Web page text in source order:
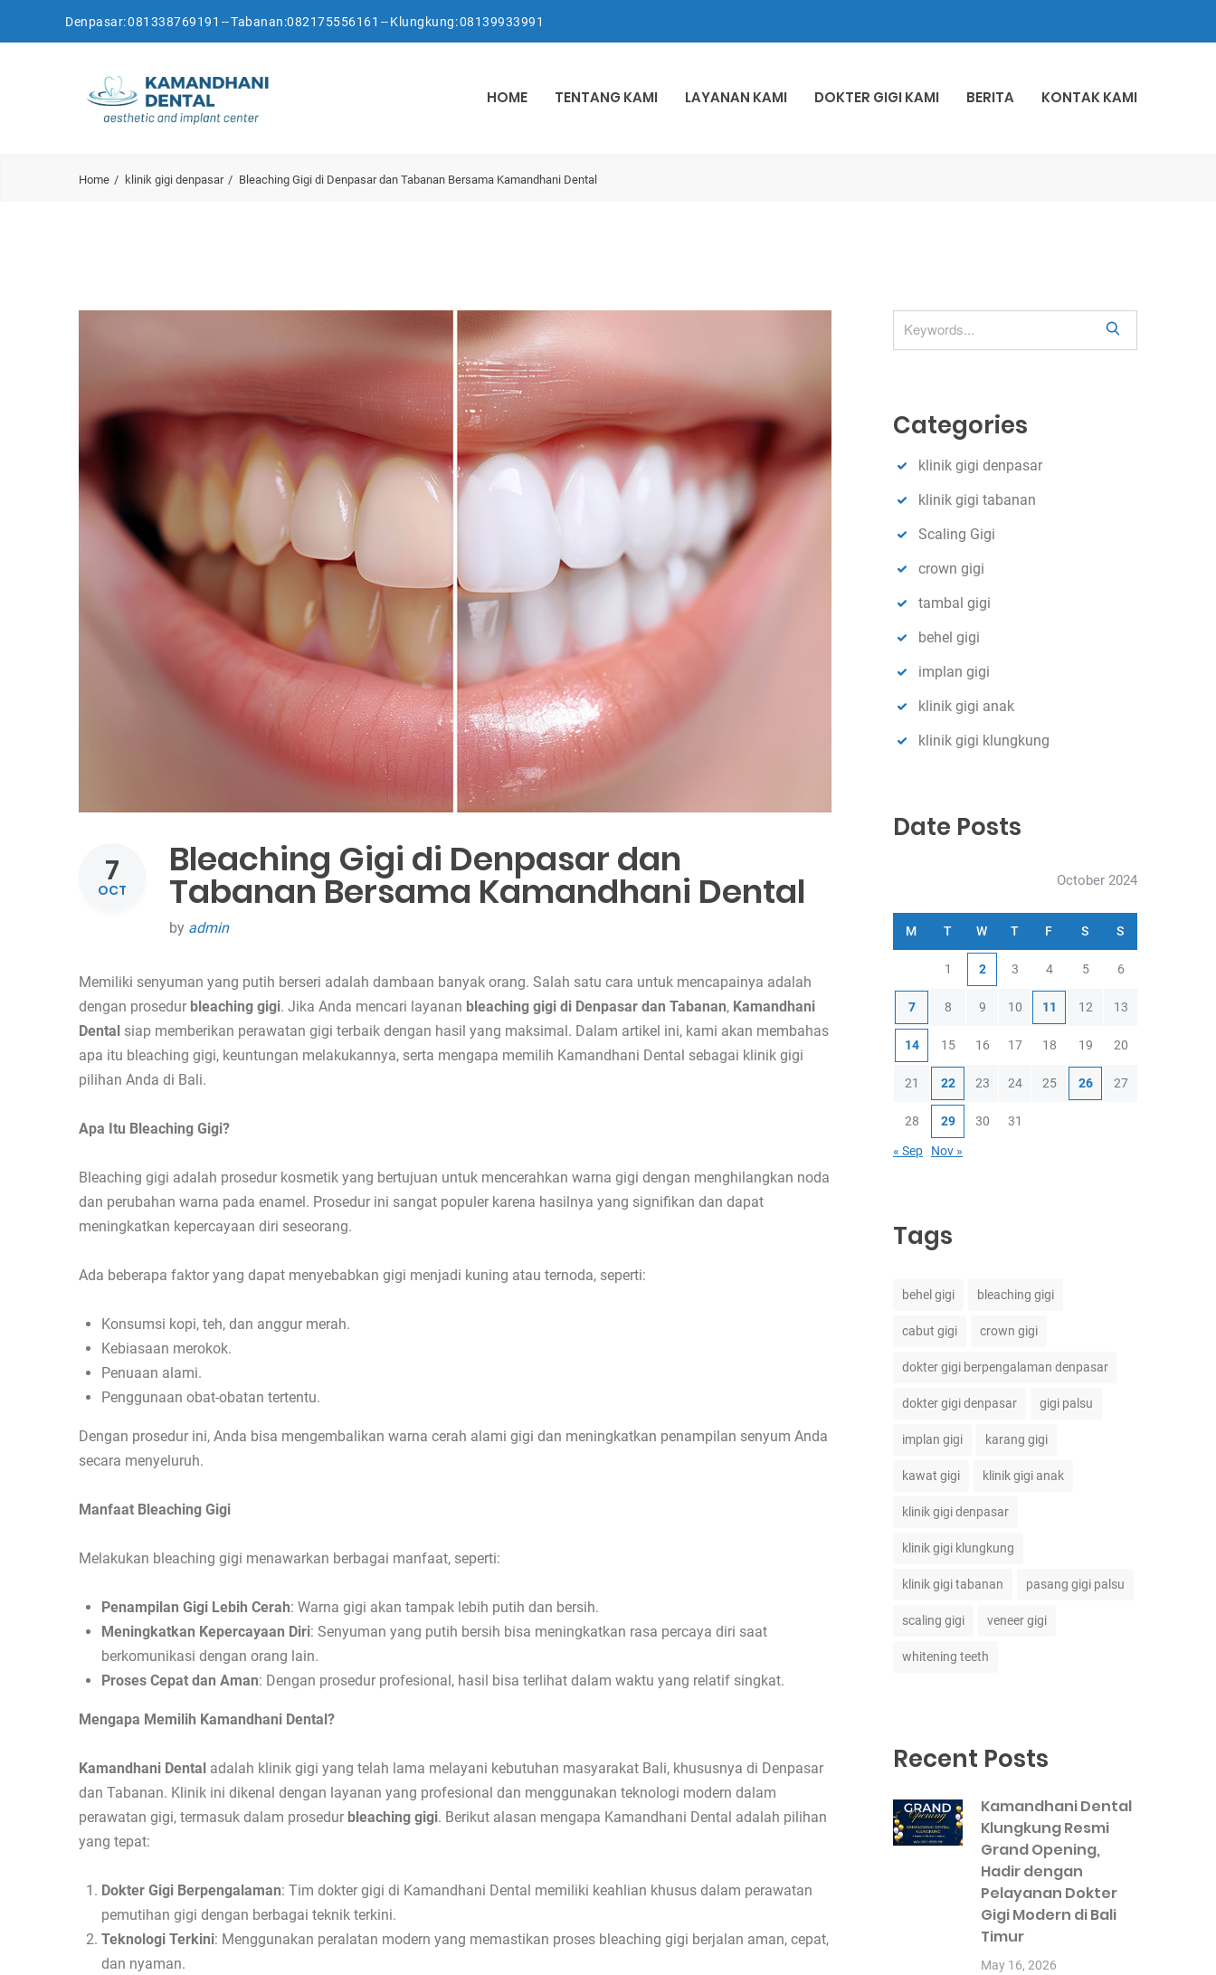
Denpasar:081338769191 -- Tabanan:082175556161 -- Klungkung:08139933991
HOME TENTANG KAMI LAYANAN KAMI DOKTER GIGI KAMI BERITA KONTAK KAMI
Home klinik gigi denpasar Bleaching Gigi di Denpasar dan Tabanan Bersama Kamandhani Dental
7
OCT
Bleaching Gigi di Denpasar dan
Tabanan Bersama Kamandhani Dental
by admin
Memiliki senyuman yang putih berseri adalah dambaan banyak orang. Salah satu cara untuk mencapainya adalah
dengan prosedur bleaching gigi. Jika Anda mencari layanan bleaching gigi di Denpasar dan Tabanan, Kamandhani
Dental siap memberikan perawatan gigi terbaik dengan hasil yang maksimal. Dalam artikel ini, kami akan membahas
apa itu bleaching gigi, keuntungan melakukannya, serta mengapa memilih Kamandhani Dental sebagai klinik gigi
pilihan Anda di Bali.
Apa Itu Bleaching Gigi?
Bleaching gigi adalah prosedur kosmetik yang bertujuan untuk mencerahkan warna gigi dengan menghilangkan noda
dan perubahan warna pada enamel. Prosedur ini sangat populer karena hasilnya yang signifikan dan dapat
meningkatkan kepercayaan diri seseorang.
Ada beberapa faktor yang dapat menyebabkan gigi menjadi kuning atau ternoda, seperti:
Konsumsi kopi, teh, dan anggur merah.
Kebiasaan merokok.
Penuaan alami.
Penggunaan obat-obatan tertentu.
Dengan prosedur ini, Anda bisa mengembalikan warna cerah alami gigi dan meningkatkan penampilan senyum Anda
secara menyeluruh.
Manfaat Bleaching Gigi
Melakukan bleaching gigi menawarkan berbagai manfaat, seperti:
Penampilan Gigi Lebih Cerah: Warna gigi akan tampak lebih putih dan bersih.
Meningkatkan Kepercayaan Diri: Senyuman yang putih bersih bisa meningkatkan rasa percaya diri saat
berkomunikasi dengan orang lain.
Proses Cepat dan Aman: Dengan prosedur profesional, hasil bisa terlihat dalam waktu yang relatif singkat.
Mengapa Memilih Kamandhani Dental?
Kamandhani Dental adalah klinik gigi yang telah lama melayani kebutuhan masyarakat Bali, khususnya di Denpasar
dan Tabanan. Klinik ini dikenal dengan layanan yang profesional dan menggunakan teknologi modern dalam
perawatan gigi, termasuk dalam prosedur bleaching gigi. Berikut alasan mengapa Kamandhani Dental adalah pilihan
yang tepat:
Dokter Gigi Berpengalaman: Tim dokter gigi di Kamandhani Dental memiliki keahlian khusus dalam perawatan
pemutihan gigi dengan berbagai teknik terkini.
Teknologi Terkini: Menggunakan peralatan modern yang memastikan proses bleaching gigi berjalan aman, cepat,
dan nyaman.
e
Categories
klinik gigi denpasar
klinik gigi tabanan
Scaling Gigi
crown gigi
tambal gigi
behel gigi
implan gigi
klinik gigi anak
klinik gigi klungkung
Date Posts
October 2024
M T W T F S S
1 2 3 4 5 6
7 8 9 10 11 12 13
14 15 16 17 18 19 20
21 22 23 24 25 26 27
28 29 30 31
« Sep Nov »
Tags
behel gigi bleaching gigi
cabut gigi crown gigi
dokter gigi berpengalaman denpasar
dokter gigi denpasar gigi palsu
implan gigi karang gigi
kawat gigi klinik gigi anak
klinik gigi denpasar
klinik gigi klungkung
klinik gigi tabanan pasang gigi palsu
scaling gigi veneer gigi
whitening teeth
Recent Posts
Kamandhani Dental
Klungkung Resmi
Grand Opening,
Hadir dengan
Pelayanan Dokter
Gigi Modern di Bali
Timur
May 16, 2026